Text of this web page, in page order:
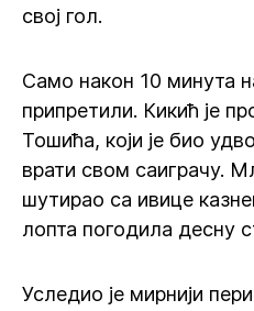
свој гол.
Само након 10 минута
припретили. Кикић је
Тошића, који је био
врати свом саиграчу.
шутирао са ивице
лопта погодила десну
Уследио је мирнији